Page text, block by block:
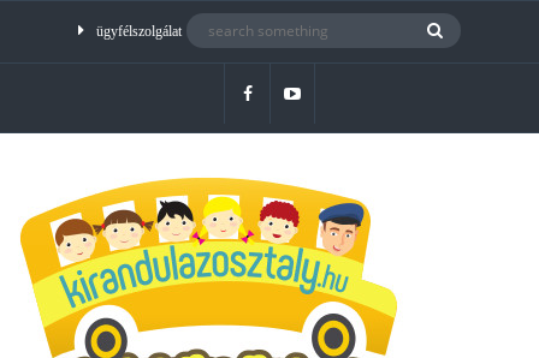
ügyfélszolgálat